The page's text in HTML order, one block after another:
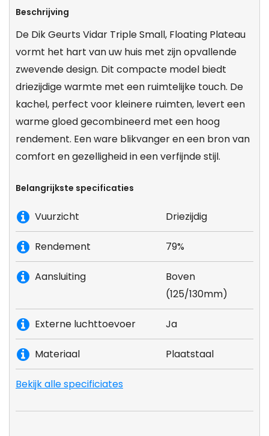
Beschrijving
De Dik Geurts Vidar Triple Small, Floating Plateau
vormt het hart van uw huis met zijn opvallende
zwevende design. Dit compacte model biedt
driezijdige warmte met een ruimtelijke touch. De
kachel, perfect voor kleinere ruimten, levert een
warme gloed gecombineerd met een hoog
rendement. Een ware blikvanger en een bron van
comfort en gezelligheid in een verfijnde stijl.
Belangrijkste specificaties
Vuurzicht Driezijdig
Rendement 79%
Aansluiting
Boven
(125/130mm)
Externe luchttoevoer Ja
Materiaal Plaatstaal
Bekijk alle specificiates